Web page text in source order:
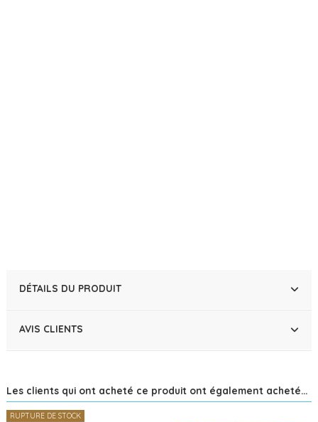
DÉTAILS DU PRODUIT
AVIS CLIENTS
Les clients qui ont acheté ce produit ont également acheté...
RUPTURE DE STOCK